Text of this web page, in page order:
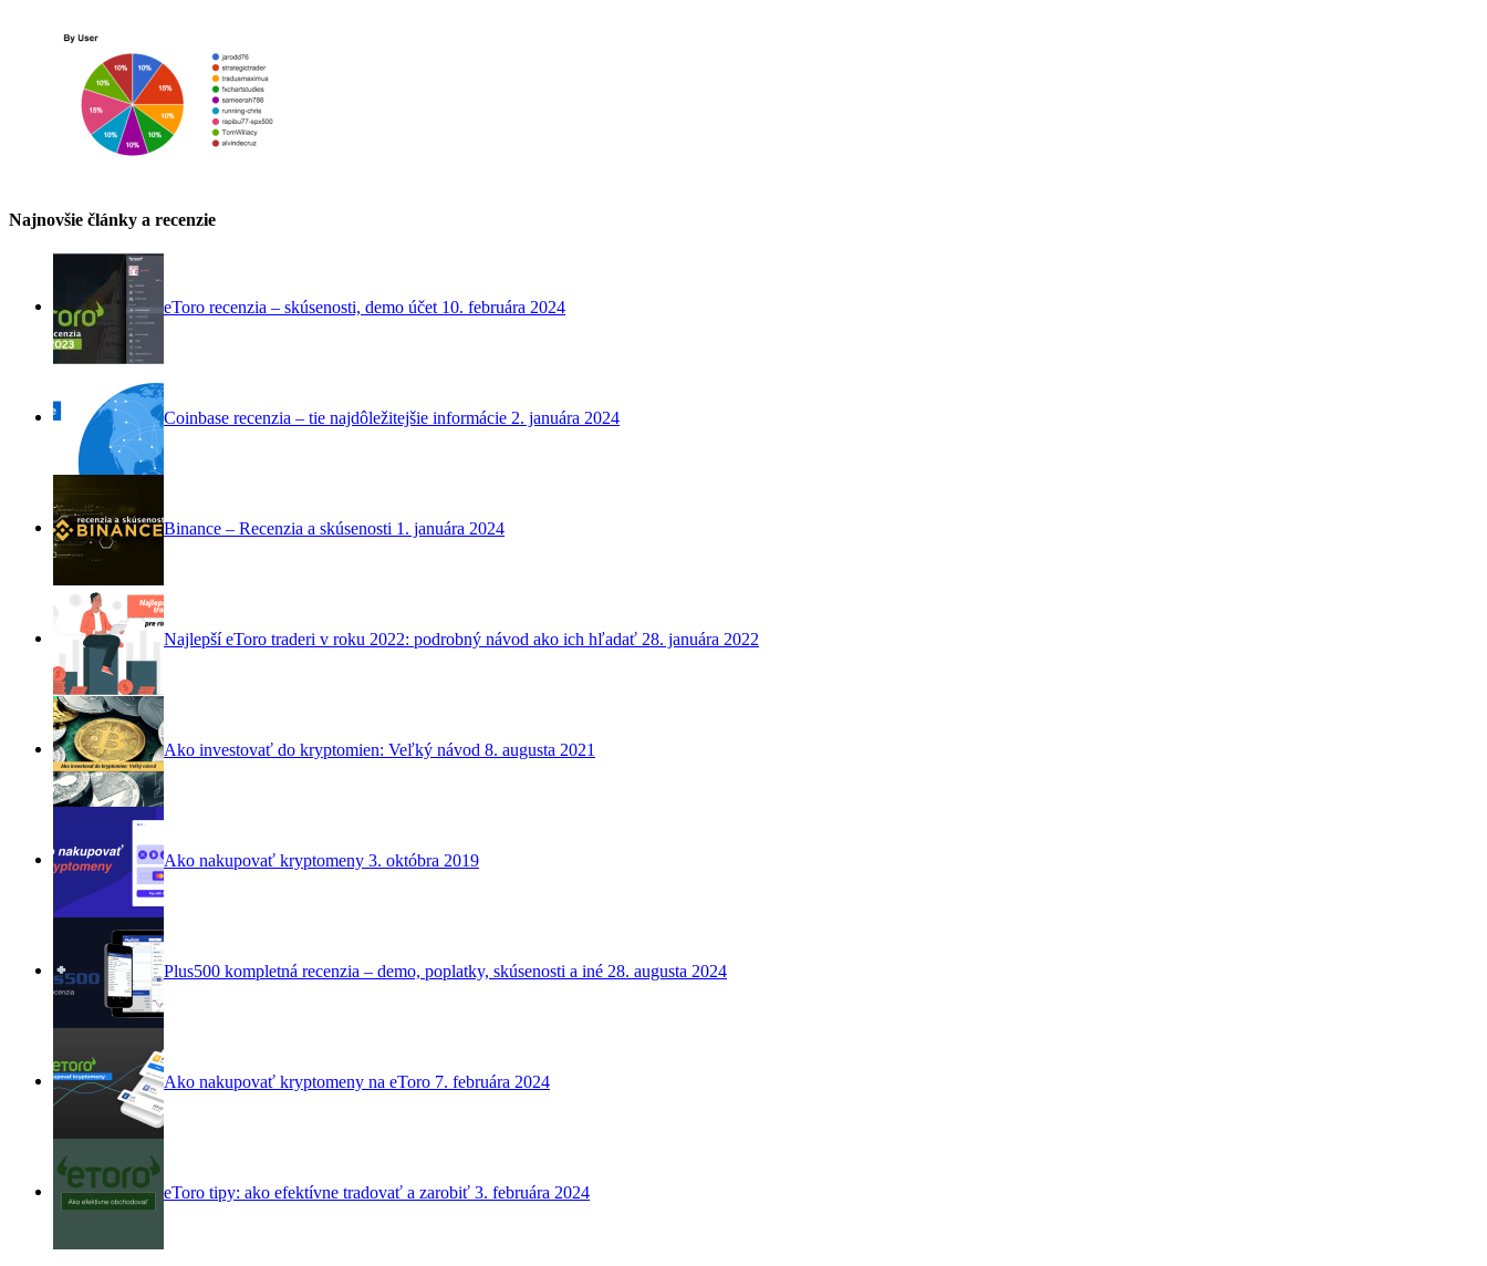
Najnovšie články a recenzie
eToro recenzia – skúsenosti, demo účet 10. februára 2024
Coinbase recenzia – tie najdôležitejšie informácie 2. januára 2024
Binance – Recenzia a skúsenosti 1. januára 2024
Najlepší eToro traderi v roku 2022: podrobný návod ako ich hľadať 28. januára 2022
Ako investovať do kryptomien: Veľký návod 8. augusta 2021
Ako nakupovať kryptomeny 3. októbra 2019
Plus500 kompletná recenzia – demo, poplatky, skúsenosti a iné 28. augusta 2024
Ako nakupovať kryptomeny na eToro 7. februára 2024
eToro tipy: ako efektívne tradovať a zarobiť 3. februára 2024